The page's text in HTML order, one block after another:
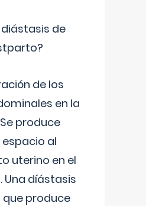
diástasis de
de los
en la
produce
al
uterino en el
Una díástasis
que produce